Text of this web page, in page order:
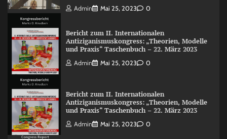
Admin Mai 25, 2023 0
Bericht zum II. Internationalen
Antiziganismuskongress: „Theorien, Modelle
und Praxis“ Taschenbuch – 22. März 2023
Admin Mai 25, 2023 0
Bericht zum II. Internationalen
Antiziganismuskongress: „Theorien, Modelle
und Praxis“ Taschenbuch – 22. März 2023
Admin Mai 25, 2023 0